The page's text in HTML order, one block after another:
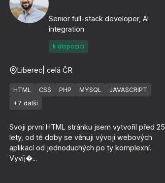
Senior full-stack developer, AI
integration
k dispozici
Liberec | celá ČR
HTML CSS PHP MYSQL
JAVASCRIPT
+7 další
Svoji první HTML stránku jsem vytvořil před 25
lety, od té doby se věnuji vývoji webových
aplikací od jednoduchých po ty komplexní.
Vyvíj�...